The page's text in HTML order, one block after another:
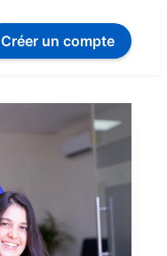
Créer un compte